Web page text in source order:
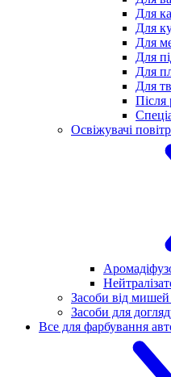
Для
Для
Для
Для
Для
Для
Після
Освіжувачі
Засоби від мишей
Засоби для
Все для фарбування